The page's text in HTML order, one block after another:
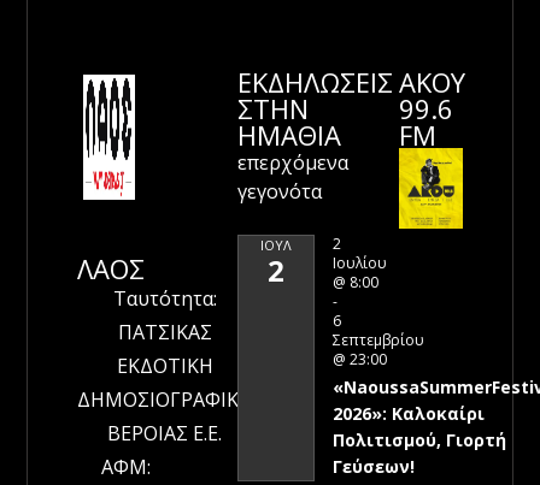
ΛΑΟΣ
Ταυτότητα:
ΠΑΤΣΙΚΑΣ
ΕΚΔΟΤΙΚΗ
ΔΗΜΟΣΙΟΓΡΑΦΙΚΗ
ΒΕΡΟΙΑΣ Ε.Ε.
ΑΦΜ:
ΕΚΔΗΛΩΣΕΙΣ
ΣΤΗΝ
ΗΜΑΘΊΑ
επερχόμενα
γεγονότα
ΙΟΎΛ
2
2
Ιουλίου
@ 8:00
-
6
Σεπτεμβρίου
@ 23:00
2026»: Καλοκαίρι
Πολιτισμού, Γιορτή
Γεύσεων!
ΑΚΟΥ
99.6
FM